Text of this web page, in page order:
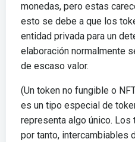
monedas, pero estas
esto se debe a que los
entidad privada para un
elaboración normalmente
de escaso valor.
(Un token no fungible o
es un tipo especial de
representa algo único.
por tanto, intercambiables